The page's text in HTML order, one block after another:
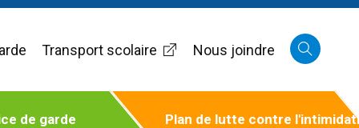
Transport scolaire Nous joindre
de garde Plan de lutte contre